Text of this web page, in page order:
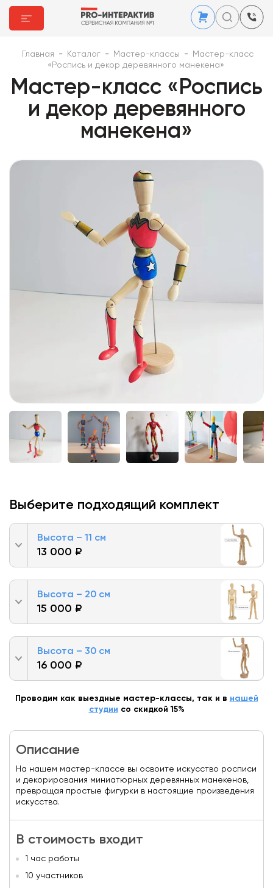
Главная - Каталог - Мастер-классы -
Мастер-класс
«Роспись и декор деревянного манекена»
Мастер-класс «Роспись
и декор деревянного
манекена»
Выберите подходящий комплект
Высота – 11 см
13 000 ₽
Высота – 20 см
15 000 ₽
Высота – 30 см
16 000 ₽
Проводим как выездные мастер-классы, так и в нашей
студии со скидкой 15%
Описание
На нашем мастер-классе вы освоите искусство росписи
и декорирования миниатюрных деревянных манекенов,
превращая простые фигурки в настоящие произведения
искусства.
В стоимость входит
1 час работы
10 участников